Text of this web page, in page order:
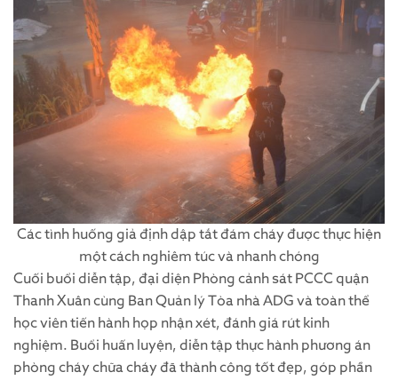
Các tình huống giả định dập tắt đám cháy được thực hiện
một cách nghiêm túc và nhanh chóng
Cuối buổi diễn tập, đại diện Phòng cảnh sát PCCC quận
Thanh Xuân cùng Ban Quản lý Tòa nhà ADG và toàn thể
học viên tiến hành họp nhận xét, đánh giá rút kinh
nghiệm. Buổi huấn luyện, diễn tập thực hành phương án
phòng cháy chữa cháy đã thành công tốt đẹp, góp phần